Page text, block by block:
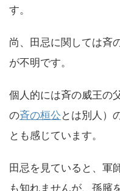
す。
尚、田忌に関しては斉
が不明です。
個人的には斉の威王の
の斉の桓公 とは別人）
とも感じています。
田忌を見ていると、軍
も知れませんが、孫臏